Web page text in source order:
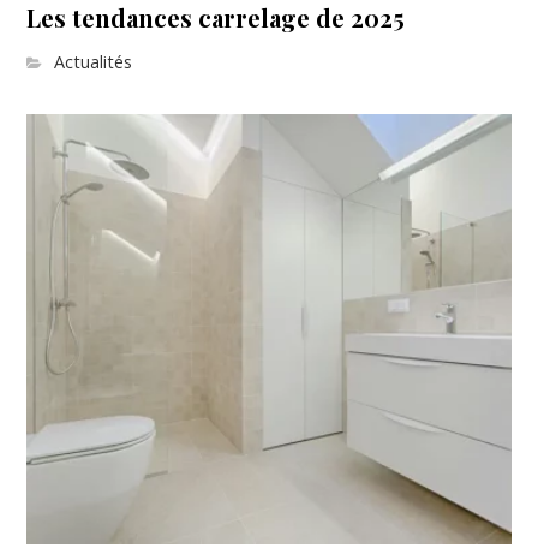
Les tendances carrelage de 2025
Actualités